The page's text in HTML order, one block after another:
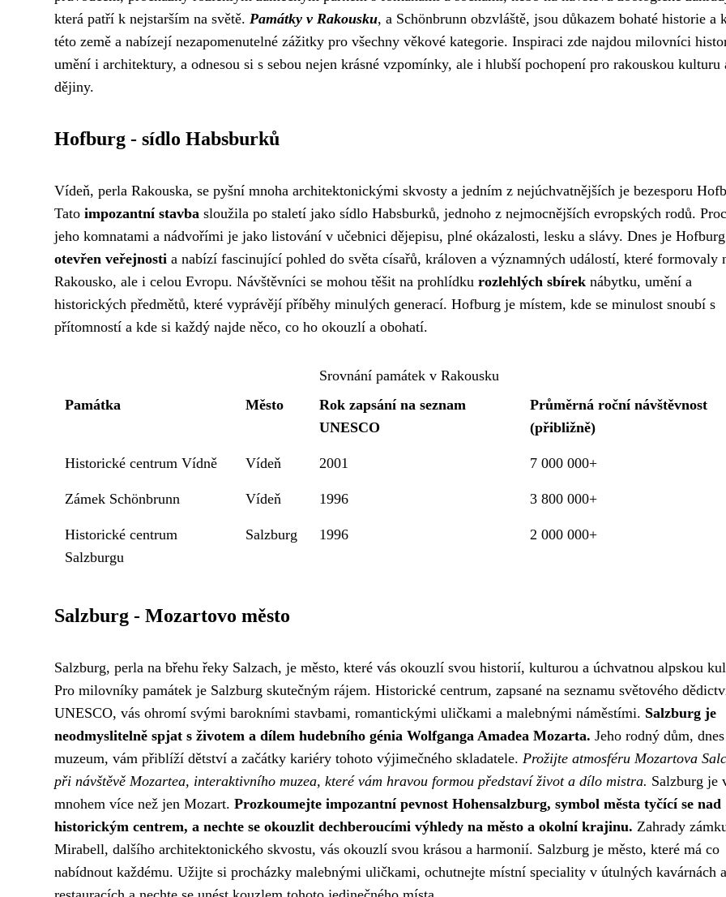
která patří k nejstarším na světě. Památky v Rakousku, a Schönbrunn obzvláště, jsou důkazem bohaté historie a
této země a nabízejí nezapomenutelné zážitky pro všechny věkové kategorie. Inspiraci zde najdou milovníci
umění i architektury, a odnesou si s sebou nejen krásné vzpomínky, ale i hlubší pochopení pro rakouskou kulturu
dějiny.
Hofburg - sídlo Habsburků
Vídeň, perla Rakouska, se pyšní mnoha architektonickými skvosty a jedním z nejúchvatnějších je bezesporu
Tato impozantní stavba sloužila po staletí jako sídlo Habsburků, jednoho z nejmocnějších evropských rodů.
jeho komnatami a nádvořími je jako listování v učebnici dějepisu, plné okázalosti, lesku a slávy. Dnes je Hofburg
otevřen veřejnosti a nabízí fascinující pohled do světa císařů, královen a významných událostí, které formovaly
Rakousko, ale i celou Evropu. Návštěvníci se mohou těšit na prohlídku rozlehlých sbírek nábytku, umění a
historických předmětů, které vyprávějí příběhy minulých generací. Hofburg je místem, kde se minulost snoubí s
přítomností a kde si každý najde něco, co ho okouzlí a obohatí.
Srovnání památek v Rakousku
Památka
Město
Rok zapsání na seznam
UNESCO
Průměrná roční návštěvnost
(přibližně)
Historické centrum Vídně Vídeň 2001 7 000 000+
Zámek Schönbrunn Vídeň 1996 3 800 000+
Historické centrum
Salzburgu
Salzburg 1996 2 000 000+
Salzburg - Mozartovo město
Salzburg, perla na břehu řeky Salzach, je město, které vás okouzlí svou historií, kulturou a úchvatnou alpskou
Pro milovníky památek je Salzburg skutečným rájem. Historické centrum, zapsané na seznamu světového
UNESCO, vás ohromí svými barokními stavbami, romantickými uličkami a malebnými náměstími. Salzburg je
neodmyslitelně spjat s životem a dílem hudebního génia Wolfganga Amadea Mozarta. Jeho rodný dům, dnes
muzeum, vám přiblíží dětství a začátky kariéry tohoto výjimečného skladatele. Prožijte atmosféru Mozartova
při návštěvě Mozartea, interaktivního muzea, které vám hravou formou představí život a dílo mistra. Salzburg je
mnohem více než jen Mozart. Prozkoumejte impozantní pevnost Hohensalzburg, symbol města tyčící se nad
historickým centrem, a nechte se okouzlit dechberoucími výhledy na město a okolní krajinu. Zahrady
Mirabell, dalšího architektonického skvostu, vás okouzlí svou krásou a harmonií. Salzburg je město, které má co
nabídnout každému. Užijte si procházky malebnými uličkami, ochutnejte místní speciality v útulných kavárnách a